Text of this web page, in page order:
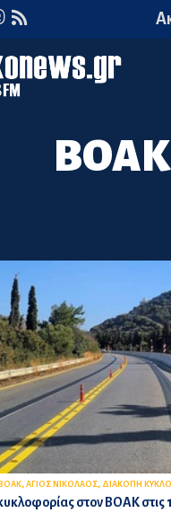
ΒΟΑΚ
ΒΟΑΚ, ΑΓΙΟΣ ΝΙΚΟΛΑΟΣ, ΔΙΑΚΟΠΗ
στον ΒΟΑΚ στις